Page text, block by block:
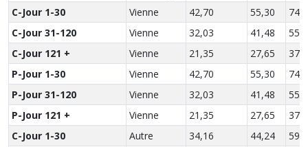
C-Jour 1-30
Vienne 42,70 55,30
C-Jour 31-120
Vienne 32,03 41,48
C-Jour 121 +
Vienne 21,35 27,65
P-Jour 1-30
Vienne 42,70 55,30
P-Jour 31-120
Vienne 32,03 41,48
P-Jour 121 +
Vienne 21,35 27,65
C-Jour 1-30
Autre 34,16 44,24